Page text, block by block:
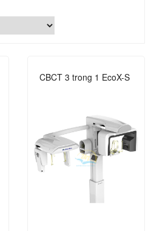
CBCT 3 trong 1 EcoX-S